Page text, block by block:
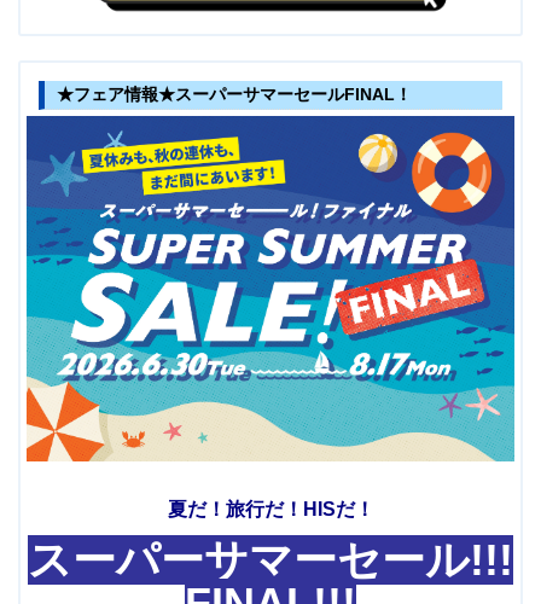
★フェア情報★スーパーサマーセールFINAL！
夏だ！旅行だ！HISだ！
スーパーサマーセール!!!